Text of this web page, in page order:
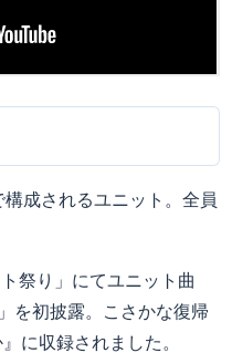
成されるユニット。全員
祭り」にてユニット曲
を初披露。こさかな復帰
に収録されました。